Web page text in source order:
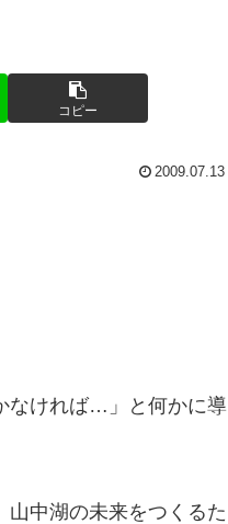
コピー
2009.07.13
なければ…」と何かに導
中湖の未来をつくるた